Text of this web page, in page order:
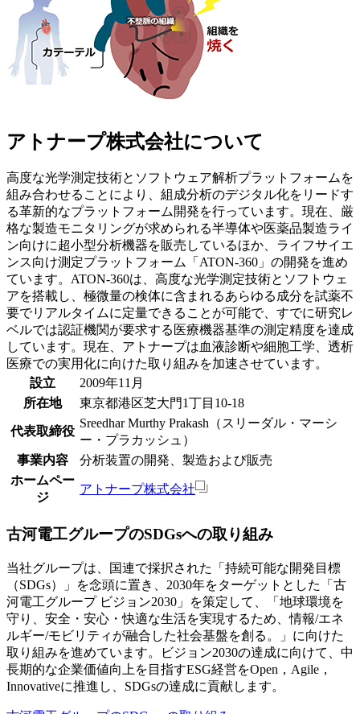
アトナープ株式会社について
高度な光学測定技術とソフトウェア解析プラットフォームを
組み合わせることにより、組成分析のデジタル化をリードす
る革新的なプラットフォーム開発を行っています。現在、厳
格な製造モニタリングが求められる半導体や医薬品製造ライ
ン向けに超小型分析機器を販売しているほか、ライフサイエ
ンス向け測定プラットフォーム「ATON-360」の開発を進め
ています。ATON-360は、高度な光学測定技術とソフトウェ
アを搭載し、極微量の検体に含まれるあらゆる成分を試薬不
要でリアルタイムに定量できることが可能で、すでに研究レ
ベルでは認証機関が要求する医療機器基準の測定精度を達成
しています。現在、アトナープは血液診断や細胞工学、透析
医療での実用化に向けた取り組みを加速させています。
設立
2009年11月
所在地
東京都港区芝大門1丁目10-18
代表取締役
Sreedhar Murthy Prakash（スリーダル・マーシ
ー・プラカッシュ）
事業内容
分析装置の開発、製造および販売
ホームペー
ジ
アトナープ株式会社
古河電工グループのSDGsへの取り組み
当社グループは、国連で採択された「持続可能な開発目標
（SDGs）」を念頭に置き、2030年をターゲットとした「古
河電工グループ ビジョン2030」を策定して、「地球環境を
守り、安全・安心・快適な生活を実現するため、情報/エネ
ルギー/モビリティが融合した社会基盤を創る。」に向けた
取り組みを進めています。ビジョン2030の達成に向けて、中
長期的な企業価値向上を目指すESG経営をOpen，Agile，
Innovativeに推進し、SDGsの達成に貢献します。